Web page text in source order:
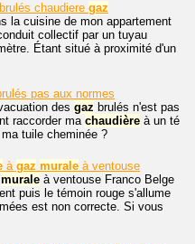
brulés chaudiere gaz
la cuisine de mon appartement
collectif par un tuyau
Étant situé à proximité d'un
pas aux normes
des gaz brulés n'est pas
raccorder ma chaudière à un té
tuile cheminée ?
à gaz murale à ventouse
murale à ventouse Franco Belge
puis le témoin rouge s'allume
est non correcte. Si vous